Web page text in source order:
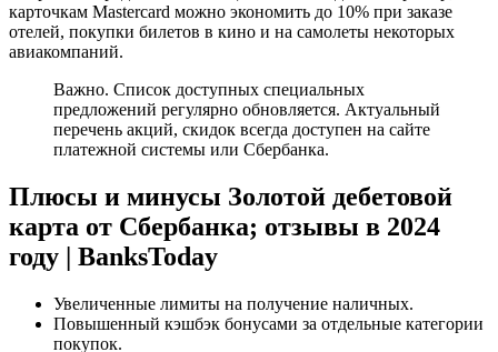
карточкам Mastercard можно экономить до 10% при заказе
отелей, покупки билетов в кино и на самолеты некоторых
авиакомпаний.
Важно. Список доступных специальных
предложений регулярно обновляется. Актуальный
перечень акций, скидок всегда доступен на сайте
платежной системы или Сбербанка.
Плюсы и минусы Золотой дебетовой
карта от Сбербанка; отзывы в 2024
году | BanksToday
Увеличенные лимиты на получение наличных.
Повышенный кэшбэк бонусами за отдельные категории
покупок.